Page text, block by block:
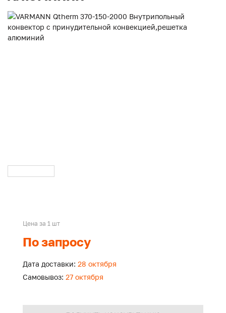
Цена за 1 шт
По запросу
Дата доставки: 28 октября
Самовывоз: 27 октября